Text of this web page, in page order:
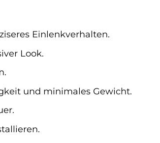
Einlenkverhalten.
Look.
und minimales Gewicht.